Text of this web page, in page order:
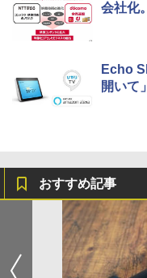
会社化
Echo
開いて
おすすめ記事